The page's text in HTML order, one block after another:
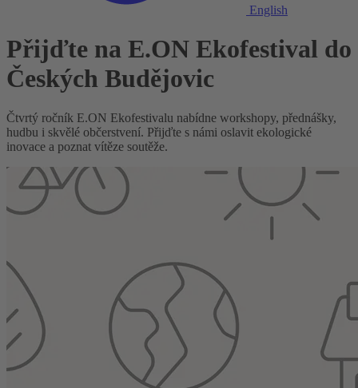
English
Přijďte na E.ON Ekofestival do
Českých Budějovic
Čtvrtý ročník E.ON Ekofestivalu nabídne workshopy, přednášky,
hudbu i skvělé občerstvení. Přijďte s námi oslavit ekologické
inovace a poznat vítěze soutěže.